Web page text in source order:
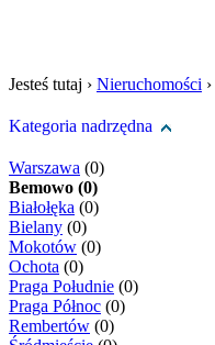
Jesteś tutaj › Nieruchomości ›
Kategoria nadrzędna
Warszawa (0)
Bemowo (0)
Białołęka (0)
Bielany (0)
Mokotów (0)
Ochota (0)
Praga Południe (0)
Praga Północ (0)
Rembertów (0)